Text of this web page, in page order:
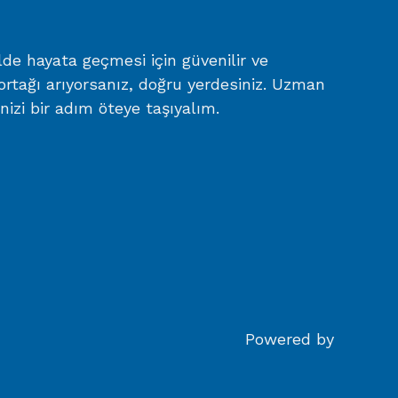
hayata geçmesi için güvenilir ve
arıyorsanız, doğru yerdesiniz. Uzman
bir adım öteye taşıyalım.
Powered by